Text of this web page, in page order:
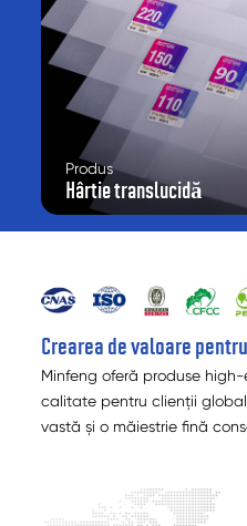
Produs
Hârtie translucidă
Crearea de valoare
Minfeng oferă produse
calitate pentru clienții
vastă și o măiestrie fină